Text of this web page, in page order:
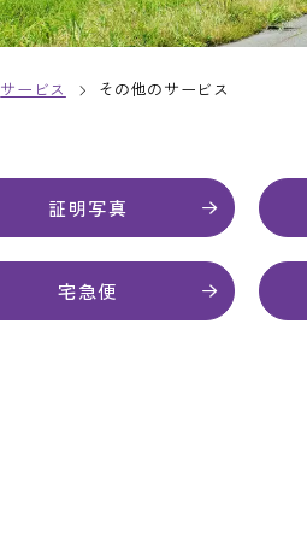
サービス その他のサービス
証明写真
宅急便